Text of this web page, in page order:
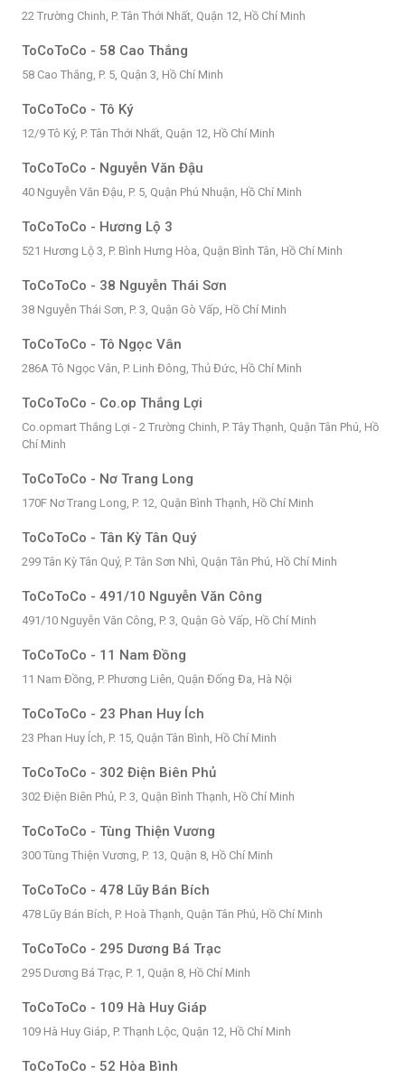
22 Trường Chinh, P. Tân Thới Nhất, Quận 12, Hồ Chí Minh
ToCoToCo - 58 Cao Thắng
58 Cao Thắng, P. 5, Quận 3, Hồ Chí Minh
ToCoToCo - Tô Ký
12/9 Tô Ký, P. Tân Thới Nhất, Quận 12, Hồ Chí Minh
ToCoToCo - Nguyễn Văn Đậu
40 Nguyễn Văn Đậu, P. 5, Quận Phú Nhuận, Hồ Chí Minh
ToCoToCo - Hương Lộ 3
521 Hương Lộ 3, P. Bình Hưng Hòa, Quận Bình Tân, Hồ Chí Minh
ToCoToCo - 38 Nguyễn Thái Sơn
38 Nguyễn Thái Sơn, P. 3, Quận Gò Vấp, Hồ Chí Minh
ToCoToCo - Tô Ngọc Vân
286A Tô Ngọc Vân, P. Linh Đông, Thủ Đức, Hồ Chí Minh
ToCoToCo - Co.op Thắng Lợi
Co.opmart Thắng Lợi - 2 Trường Chinh, P. Tây Thạnh, Quận Tân Phú, Hồ
Chí Minh
ToCoToCo - Nơ Trang Long
170F Nơ Trang Long, P. 12, Quận Bình Thạnh, Hồ Chí Minh
ToCoToCo - Tân Kỳ Tân Quý
299 Tân Kỳ Tân Quý, P. Tân Sơn Nhì, Quận Tân Phú, Hồ Chí Minh
ToCoToCo - 491/10 Nguyễn Văn Công
491/10 Nguyễn Văn Công, P. 3, Quận Gò Vấp, Hồ Chí Minh
ToCoToCo - 11 Nam Đồng
11 Nam Đồng, P. Phương Liên, Quận Đống Đa, Hà Nội
ToCoToCo - 23 Phan Huy Ích
23 Phan Huy Ích, P. 15, Quận Tân Bình, Hồ Chí Minh
ToCoToCo - 302 Điện Biên Phủ
302 Điện Biên Phủ, P. 3, Quận Bình Thạnh, Hồ Chí Minh
ToCoToCo - Tùng Thiện Vương
300 Tùng Thiện Vương, P. 13, Quận 8, Hồ Chí Minh
ToCoToCo - 478 Lũy Bán Bích
478 Lũy Bán Bích, P. Hoà Thạnh, Quận Tân Phú, Hồ Chí Minh
ToCoToCo - 295 Dương Bá Trạc
295 Dương Bá Trạc, P. 1, Quận 8, Hồ Chí Minh
ToCoToCo - 109 Hà Huy Giáp
109 Hà Huy Giáp, P. Thạnh Lộc, Quận 12, Hồ Chí Minh
ToCoToCo - 52 Hòa Bình